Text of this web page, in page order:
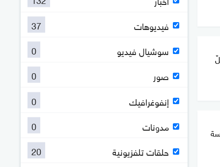
فيديوهات
37
سوشيال فيديو
0
صور
0
إنفوغرافيك
0
مدونات
0
حلقات تلفزيونية
20